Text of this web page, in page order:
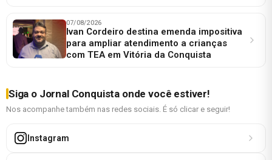
07/08/2026
Ivan Cordeiro destina emenda impositiva
para ampliar atendimento a crianças
com TEA em Vitória da Conquista
Siga o Jornal Conquista onde você estiver!
Nos acompanhe também nas redes sociais. É só clicar e seguir!
Instagram